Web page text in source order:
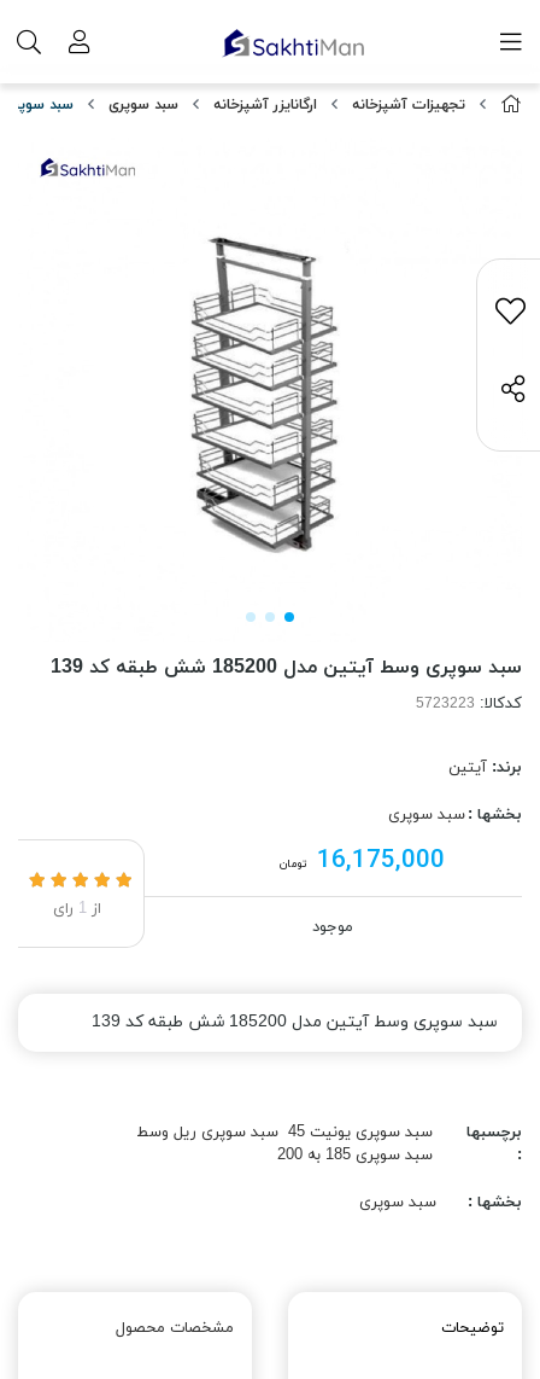
تجهیزات آشپزخانه ارگانایزر آشپزخانه سبد سوپری سبد سوپری وسط
سبد سوپری وسط آیتین مدل 185200 شش طبقه کد 139
کدکالا:
برند: آیتین
بخشها :سبد سوپری
16,175,000 تومان
موجود
از 1 رای
سبد سوپری وسط آیتین مدل 185200 شش طبقه کد 139
برچسبها
:
سبد سوپری یونیت 45
سبد سوپری ریل وسط
سبد سوپری 185 به 200
بخشها : سبد سوپری
توضیحات مشخصات محصول